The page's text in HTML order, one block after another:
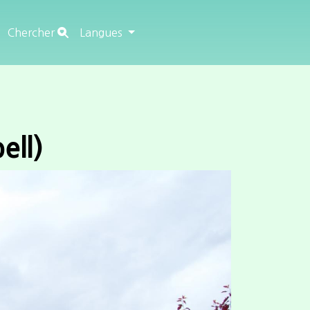
Chercher Langues